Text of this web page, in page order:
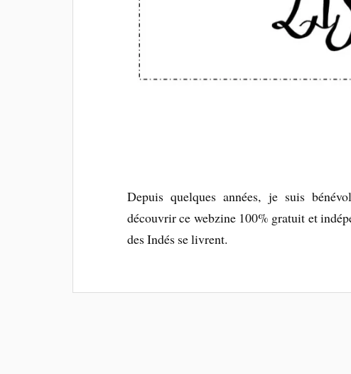
Depuis quelques années, je suis
découvrir ce webzine 100% gratuit et
des Indés se livrent.